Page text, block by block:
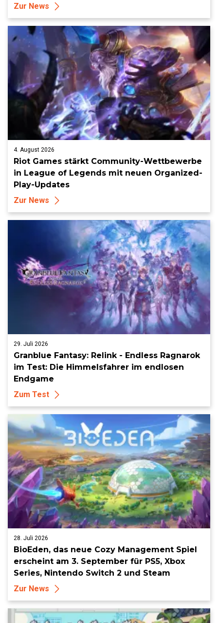
Zur News
4. August 2026
Riot Games stärkt Community-Wettbewerbe
in League of Legends mit neuen Organized-
Play-Updates
Zur News
29. Juli 2026
Granblue Fantasy: Relink - Endless Ragnarok
im Test: Die Himmelsfahrer im endlosen
Endgame
Zum Test
28. Juli 2026
BioEden, das neue Cozy Management Spiel
erscheint am 3. September für PS5, Xbox
Series, Nintendo Switch 2 und Steam
Zur News